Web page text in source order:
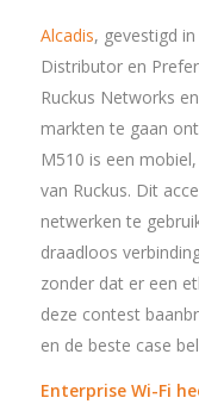
Alcadis, gevestigd
Distributor en
Ruckus Networks
markten te gaan
M510 is een
van Ruckus. Dit
netwerken te
draadloos
zonder dat er een
deze contest
en de beste case
Enterprise Wi-Fi